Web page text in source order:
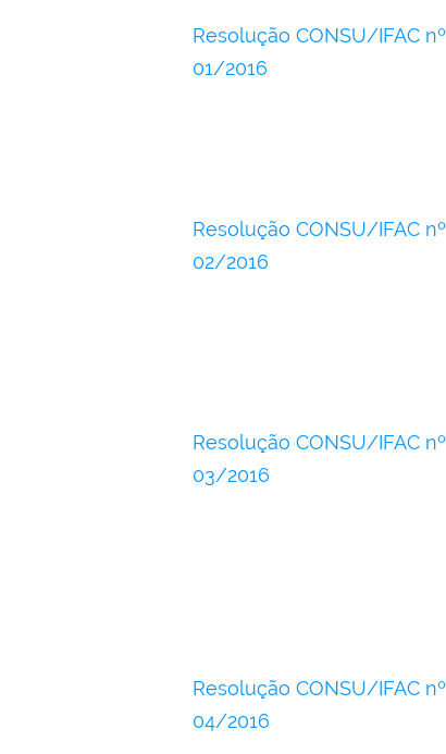
Resolução CONSU/IFAC nº
01/2016
Resolução CONSU/IFAC nº
02/2016
Resolução CONSU/IFAC nº
03/2016
Resolução CONSU/IFAC nº
04/2016